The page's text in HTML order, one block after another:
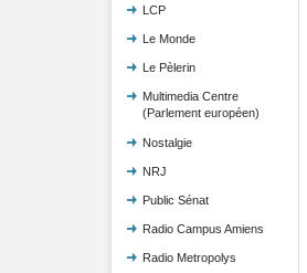
LCP
Le Monde
Le Pèlerin
Multimedia Centre
(Parlement européen)
Nostalgie
NRJ
Public Sénat
Radio Campus Amiens
Radio Metropolys